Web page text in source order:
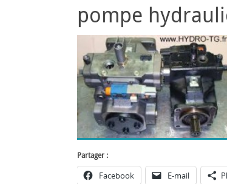
pompe
Partager :
Facebook E-mail